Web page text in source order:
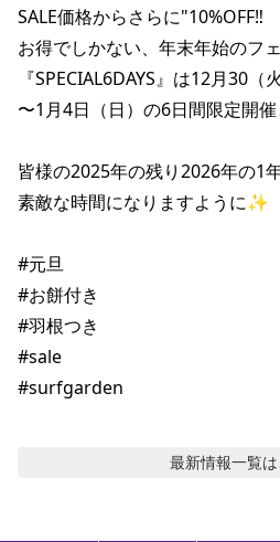
SALE価格からさらに"10%OFF‼️
お得でしかない、年末年始のフ
『SPECIAL6DAYS』は12月30（火
〜1月4日（日）の6日間限定開催
皆様の2025年の残り2026年の1
素敵な時間になりますように✨
#元旦
#お餅付き
#羽根つき
#sale
#surfgarden
最新情報一覧